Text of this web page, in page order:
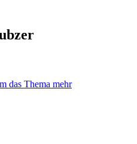
das Thema mehr